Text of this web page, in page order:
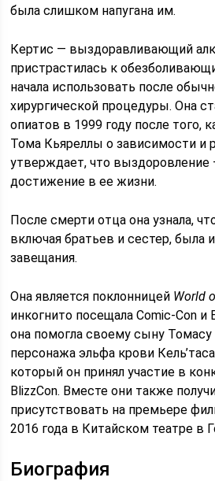
была слишком напугана им.
Кертис — выздоравливающий
пристрастилась к
начала использовать после
хирургической процедуры. Она
опиатов в 1999 году после того,
Тома Кьяреллы о зависимости и
утверждает, что
достижение в ее жизни.
После смерти отца она узнала,
включая братьев и сестер, была
завещания.
Она является поклонницей World
инкогнито посещала Comic-Con
она помогла своему сыну Томасу
персонажа эльфа крови
который он принял участие в
BlizzCon. Вместе они также
присутствовать на премьере
2016 года в Китайском театре в
Биография